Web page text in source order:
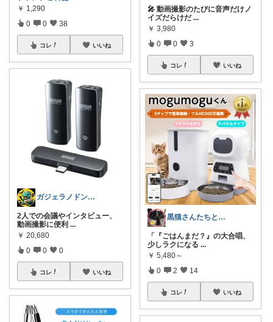
￥ 1,290
0 0 38
コレ いいね
ガジェラノドン🦖｜AI・ガジェット
2人での会議やインタビュー、
動画撮影に便利 ...
￥ 20,680
0 0 0
コレ いいね
🎤 動画撮影のたびに音声だけノ
イズだらけだ ...
￥ 3,980
0 0 3
コレ いいね
黒猫さんたちとの暮らしズボラ解決ROOM
「『ごはんまだ？』の大合唱、
少しラクになる ...
￥ 5,480～
0 2 14
コレ いいね